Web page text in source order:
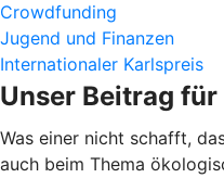
Crowdfunding
Jugend und Finanzen
Internationaler Karlspreis
Unser Beitrag
Was einer nicht schafft,
auch beim Thema